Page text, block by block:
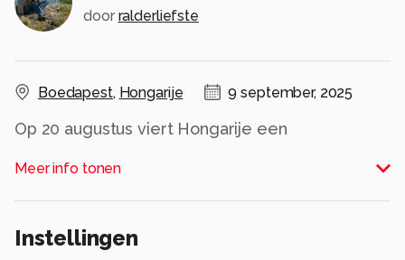
door ralderliefste
Boedapest, Hongarije 9 september, 2025
Op 20 augustus viert Hongarije een
Zelf ken ik geen land die dit doet, dit terzijde.
dagen in een appartement, met dit uitzicht . Zo'n
Meer info tonen
Instellingen